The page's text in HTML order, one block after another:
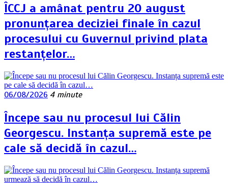
ÎCCJ a amânat pentru 20 august
pronunțarea deciziei finale în cazul
procesului cu Guvernul privind plata
restanțelor…
06/08/2026 4 minute
Începe sau nu procesul lui Călin
Georgescu. Instanța supremă este pe
cale să decidă în cazul…